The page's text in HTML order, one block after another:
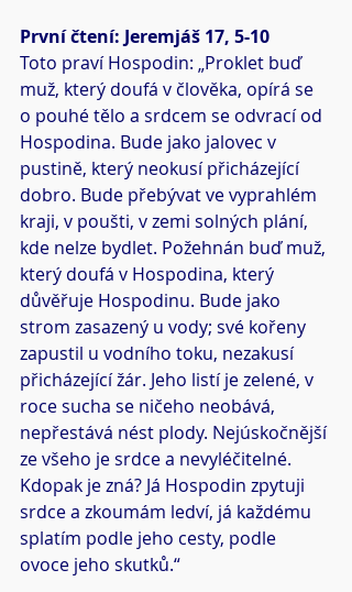
První čtení: Jeremjáš 17, 5-10
Toto praví Hospodin: „Proklet buď
muž, který doufá v člověka, opírá se
o pouhé tělo a srdcem se odvrací od
Hospodina. Bude jako jalovec v
pustině, který neokusí přicházející
dobro. Bude přebývat ve vyprahlém
kraji, v poušti, v zemi solných plání,
kde nelze bydlet. Požehnán buď muž,
který doufá v Hospodina, který
důvěřuje Hospodinu. Bude jako
strom zasazený u vody; své kořeny
zapustil u vodního toku, nezakusí
přicházející žár. Jeho listí je zelené, v
roce sucha se ničeho neobává,
nepřestává nést plody. Nejúskočnější
ze všeho je srdce a nevyléčitelné.
Kdopak je zná? Já Hospodin zpytuji
srdce a zkoumám ledví, já každému
splatím podle jeho cesty, podle
ovoce jeho skutků.“